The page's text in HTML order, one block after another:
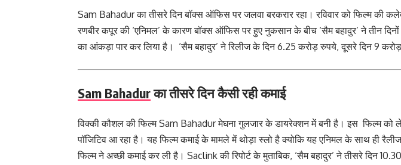
Sam Bahadur का तीसरे दिन बॉक्स ऑफिस पर जलवा बरकरार रहा। रविवार को फिल्म की
रणबीर कपूर की ‘एनिमल’ के कारण बॉक्स ऑफिस पर हुए नुकसान के बीच ‘सैम बहादुर’ ने तीन
का आंकड़ा पार कर लिया है। ‘सैम बहादुर’ ने रिलीज के दिन 6.25 करोड़ रुपये, दूसरे दिन 9
Sam Bahadurका तीसरे दिन कैसी रही कमाई
विक्की कौशल की फिल्म Sam Bahadur मेघना गुलजार के डायरेक्शन में बनी है। इस फिल्म को
पॉजिटिव आ रहा है। यह फिल्म कमाई के मामले में थोड़ा स्लो है क्योकि यह एनिमल के साथ ही
फिल्म ने अच्छी कमाई कर ली है। Saclink की रिपोर्ट के मुताबिक, ‘सैम बहादुर’ ने तीसरे दिन